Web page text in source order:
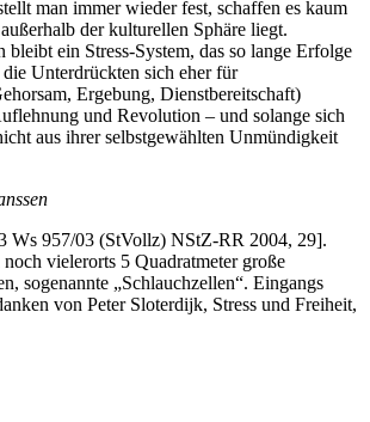
man immer wieder fest, schaffen es kaum
der kulturellen Sphäre liegt.
bleibt ein Stress-System, das so lange Erfolge
Unterdrückten sich eher für
Ergebung, Dienstbereitschaft)
und Revolution – und solange sich
aus ihrer selbstgewählten Unmündigkeit
Ws 957/03 (StVollz) NStZ-RR 2004, 29].
vielerorts 5 Quadratmeter große
sogenannte „Schlauchzellen“. Eingangs
von Peter Sloterdijk, Stress und Freiheit,